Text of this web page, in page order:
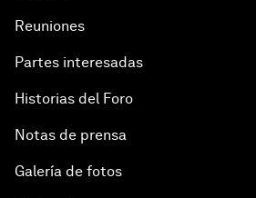
Reuniones
Partes interesadas
Historias del Foro
Notas de prensa
Galería de fotos